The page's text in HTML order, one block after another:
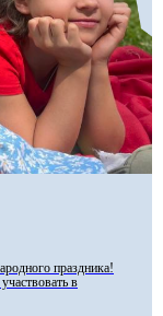
праздника!
в